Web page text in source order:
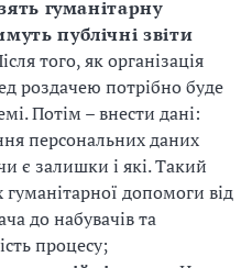
гуманітарну
публічні звіти
того, як організація
роздачею потрібно буде
Потім – внести дані:
персональних даних
є залишки і які. Такий
допомоги від
до набувачів та
процесу;